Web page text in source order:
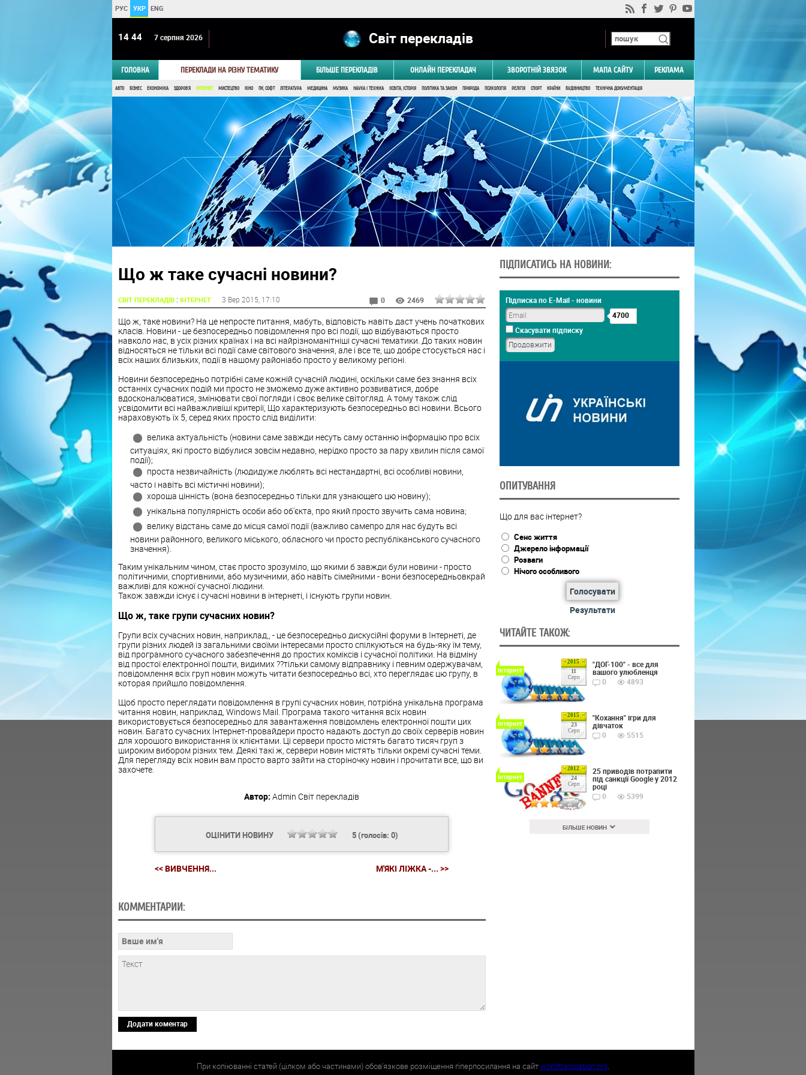
РУС УКР ENG
14 44 7 серпня 2026 Світ перекладів
ГОЛОВНА ПЕРЕКЛАДИ НА РІЗНУ ТЕМАТИКУ БІЛЬШЕ ПЕРЕКЛАДІВ ОНЛАЙН ПЕРЕКЛАДАЧ ЗВОРОТНІЙ ЗВЯЗОК МАПА САЙТУ РЕКЛАМА
АВТО БІЗНЕС ЕКОНОМІКА ЗДОРОВ'Я ІНТЕРНЕТ МИСТЕЦТВО КІНО ПК, СОФТ ЛІТЕРАТУРА МЕДИЦИНА МУЗИКА НАУКА І ТЕХНІКА ОСВІТА, ІСТОРІЯ ПОЛІТИКА ТА ЗАКОН ПРИРОДА ПСИХОЛОГІЯ РЕЛІГІЯ СПОРТ КРАЇНИ БУДІВНИЦТВО ТЕХНІЧНА ДОКУМЕНТАЦІЯ
Що ж таке сучасні новини?
СВІТ ПЕРЕКЛАДІВ: ІНТЕРНЕТ 3 Вер 2015 , 17:10 0 2469
Що ж, таке новини? На це непросте питання, мабуть, відповість навіть даст учень початкових
класів. Новини - це безпосередньо повідомлення про всі події, що відбуваються просто
навколо нас, в усіх різних країнах і на всі найрізноманітніші сучасні тематики. До таких новин
відносяться не тільки всі події саме світового значення, але і все те, що добре стосується нас і
всіх наших близьких, події в нашому районіабо просто у великому регіоні.
Новини безпосередньо потрібні саме кожній сучасній людині, оскільки саме без знання всіх
останніх сучасних подій ми просто не зможемо дуже активно розвиватися, добре
вдосконалюватися, змінювати свої погляди і своє велике світогляд. А тому також слід
усвідомити всі найважливіші критерії, Що характеризують безпосередньо всі новини. Всього
нараховують їх 5, серед яких просто слід виділити:
велика актуальність (новини саме завжди несуть саму останню інформацію про всіх
ситуаціях, які просто відбулися зовсім недавно, нерідко просто за пару хвилин після самої
події);
проста незвичайність (людидуже люблять всі нестандартні, всі особливі новини,
часто і навіть всі містичні новини);
хороша цінність (вона безпосередньо тільки для узнающего цю новину);
унікальна популярність особи або об'єкта, про який просто звучить сама новина;
велику відстань саме до місця самої події (важливо самепро для нас будуть всі
новини районного, великого міського, обласного чи просто республіканського сучасного
значення).
Таким унікальним чином, стає просто зрозуміло, що якими б завжди були новини - просто
політичними, спортивними, або музичними, або навіть сімейними - вони безпосередньовкрай
важливі для кожної сучасної людини.
Також завжди існує і сучасні новини в інтернеті, і існують групи новин.
Що ж, таке групи сучасних новин?
Групи всіх сучасних новин, наприклад,, - це безпосередньо дискусійні форуми в Інтернеті, де
групи різних людей із загальними своїми інтересами просто спілкуються на будь-яку їм тему,
від програмного сучасного забезпечення до простих коміксів і сучасної політики. На відміну
від простої електронної пошти, видимих ??тільки самому відправнику і певним одержувачам,
повідомлення всіх груп новин можуть читати безпосередньо всі, хто переглядає цю групу, в
которая прийшло повідомлення.
Щоб просто переглядати повідомлення в групі сучасних новин, потрібна унікальна програма
читання новин, наприклад, Windows Mail. Програма такого читання всіх новин
використовується безпосередньо для завантаження повідомлень електронної пошти цих
новин. Багато сучасних Інтернет-провайдери просто надають доступ до своїх серверів новин
для хорошого використання їх клієнтами. Ці сервери просто містять багато тисяч груп з
широким вибором різних тем. Деякі такі ж, сервери новин містять тільки окремі сучасні теми.
Для перегляду всіх новин вам просто варто зайти на сторіночку новин і прочитати все, що ви
захочете.
Автор: Admin Світ перекладів
ОЦІНИТИ НОВИНУ 5(голосів: 0)
<< ВИВЧЕННЯ... М'ЯКІ ЛІЖКА -... >>
КОММЕНТАРИИ:
Додати коментар
ПІДПИСАТИСЬ НА НОВИНИ:
Підписка по E-Mail - новини
4700
Скасувати підписку
ОПИТУВАННЯ
Що для вас інтернет?
Сенс життя
Джерело інформації
Розваги
Нічого особливого
Голосувати
Результати
ЧИТАЙТЕ ТАКОЖ:
2015
11
Серп
Інтернет
"ДОГ-100" - все для
вашого улюбленця
0
4893
2015
23
Серп
Інтернет
"Кохання" ігри для
дівчаток
0
5515
2012
24
Серп
Інтернет
25 приводів потрапити
під санкції Google у 2012
році
0
5399
БІЛЬШЕ НОВИН
При копіюванні статей (цілком або частинами) обов'язкове розміщення гіперпосилання на сайтworldtranslation.org.